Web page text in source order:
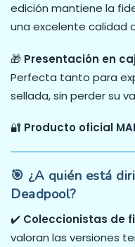
edición mantiene la
una excelente calidad
🎁 Presentación en
Perfecta tanto para
sellada, sin perder su
🔐 Producto oficial
🎯 ¿A quién está
Deadpool?
✔️ Coleccionistas de
valoran las versiones